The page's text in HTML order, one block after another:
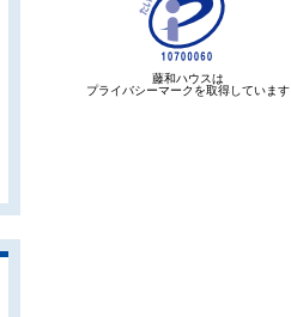
藤和ハウスは
プライバシーマークを取得しています